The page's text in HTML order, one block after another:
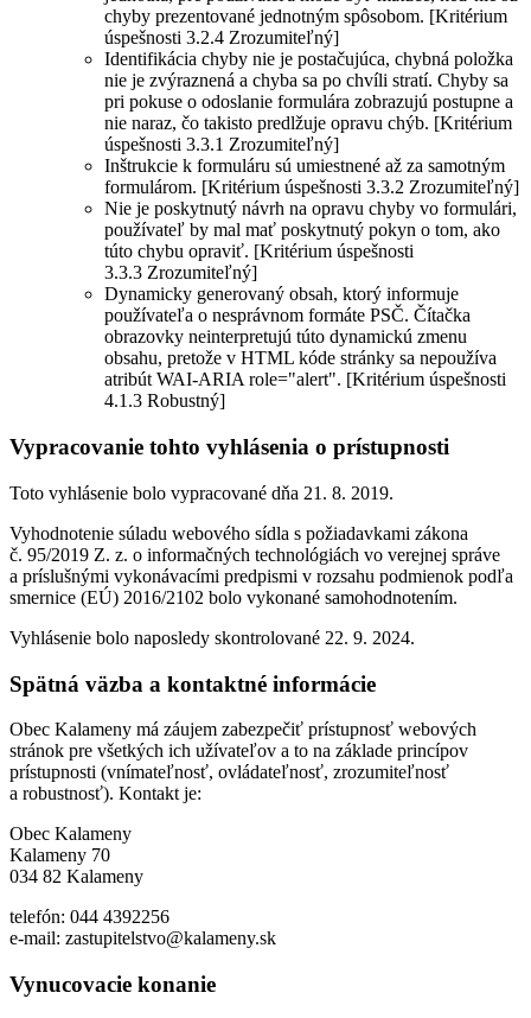
chyby prezentované jednotným spôsobom. [Kritérium
úspešnosti 3.2.4 Zrozumiteľný]
Identifikácia chyby nie je postačujúca, chybná položka
nie je zvýraznená a chyba sa po chvíli stratí. Chyby sa
pri pokuse o odoslanie formulára zobrazujú postupne a
nie naraz, čo takisto predlžuje opravu chýb. [Kritérium
úspešnosti 3.3.1 Zrozumiteľný]
Inštrukcie k formuláru sú umiestnené až za samotným
formulárom. [Kritérium úspešnosti 3.3.2 Zrozumiteľný]
Nie je poskytnutý návrh na opravu chyby vo formulári,
používateľ by mal mať poskytnutý pokyn o tom, ako
túto chybu opraviť. [Kritérium úspešnosti
3.3.3 Zrozumiteľný]
Dynamicky generovaný obsah, ktorý informuje
používateľa o nesprávnom formáte PSČ. Čítačka
obrazovky neinterpretujú túto dynamickú zmenu
obsahu, pretože v HTML kóde stránky sa nepoužíva
atribút WAI-ARIA role="alert". [Kritérium úspešnosti
4.1.3 Robustný]
Vypracovanie tohto vyhlásenia o prístupnosti
Toto vyhlásenie bolo vypracované dňa 21. 8. 2019.
Vyhodnotenie súladu webového sídla s požiadavkami zákona
č. 95/2019 Z. z. o informačných technológiách vo verejnej správe
a príslušnými vykonávacími predpismi v rozsahu podmienok podľa
smernice (EÚ) 2016/2102 bolo vykonané samohodnotením.
Vyhlásenie bolo naposledy skontrolované 22. 9. 2024.
Spätná väzba a kontaktné informácie
Obec Kalameny má záujem zabezpečiť prístupnosť webových
stránok pre všetkých ich užívateľov a to na základe princípov
prístupnosti (vnímateľnosť, ovládateľnosť, zrozumiteľnosť
a robustnosť). Kontakt je:
Obec Kalameny
Kalameny 70
034 82 Kalameny
telefón: 044 4392256
e-mail: zastupitelstvo@kalameny.sk
Vynucovacie konanie